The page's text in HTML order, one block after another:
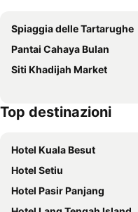
Spiaggia delle Tartarughe
Pantai Cahaya Bulan
Siti Khadijah Market
Top destinazioni
Hotel Kuala Besut
Hotel Setiu
Hotel Pasir Panjang